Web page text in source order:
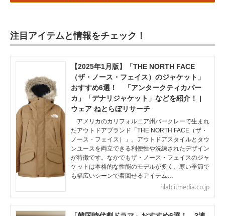
注目アイテムと情報をチェック！
【2025年1月版】「THE NORTH FACE
（ザ・ノース・フェイス）のジャケット」
おすすめ6選！ 「アンタークティカパー
カ」「デナリジャケット」などを紹介！ |
ウェア ねとらぼリサーチ
アメリカのカリフォルニア州バークレーで生まれ
たアウトドアブランド「THE NORTH FACE（ザ・
ノース・フェイス）」。アウトドアスタイルとタウ
ンユースを両立できる利便性や洗練されたデザイン
が特徴です。なかでもザ・ノース・フェイスのジャ
ケットは本格的な性能のモデルが多く、寒い季節で
も幅広いシーンで着回せるアイテム…
nlab.itmedia.co.jp